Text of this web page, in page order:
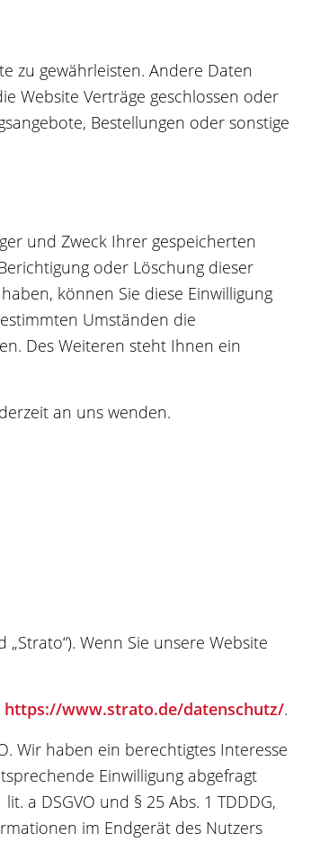
zu gewährleisten. Andere Daten
Website Verträge geschlossen oder
Bestellungen oder sonstige
und Zweck Ihrer gespeicherten
oder Löschung dieser
können Sie diese Einwilligung
Umständen die
Des Weiteren steht Ihnen ein
an uns wenden.
Wenn Sie unsere Website
https://www.strato.de/datenschutz/.
Wir haben ein berechtigtes Interesse
Einwilligung abgefragt
a DSGVO und § 25 Abs. 1 TDDDG,
im Endgerät des Nutzers